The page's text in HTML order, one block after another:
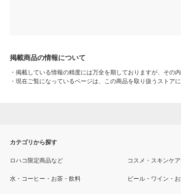
掲載商品の情報について
・ 掲載している情報の精度には万全を期しておりますが、その
・ 現在ご覧になっているページは、この商品を取り扱うストア
カテゴリから探す
ロハコ限定商品など コスメ・スキンケ
水・コーヒー・お茶・飲料 ビール・ワイン・